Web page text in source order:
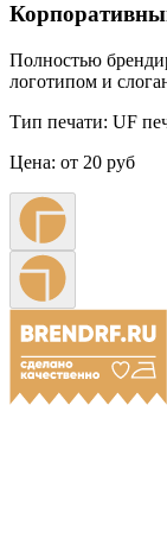
Полностью
логотипом и
Тип печати: UF
Цена: от 20 руб